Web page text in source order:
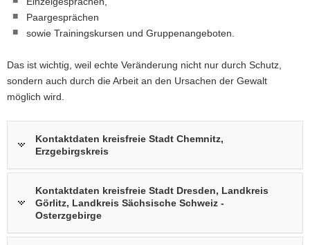
n
Paargesprächen
sowie Trainingskursen und Gruppenangeboten.
Das ist wichtig, weil echte Veränderung nicht nur durch Schutz,
sondern auch durch die Arbeit an den Ursachen der Gewalt
möglich wird.
Kontaktdaten kreisfreie Stadt Chemnitz,
Erzgebirgskreis
Kontaktdaten kreisfreie Stadt Dresden, Landkreis
Görlitz, Landkreis Sächsische Schweiz -
Osterzgebirge